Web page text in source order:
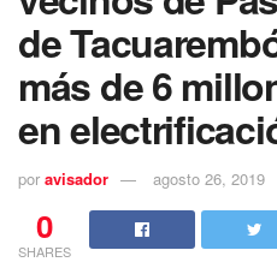
de
más de 6
en
por avisador agosto 26, 2019
0
SHARES